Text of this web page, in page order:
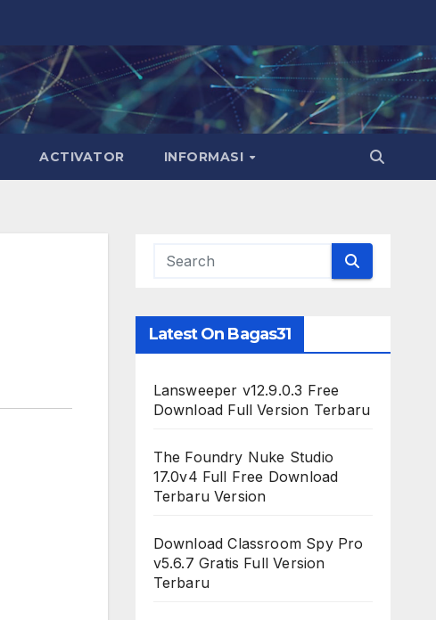
ACTIVATOR INFORMASI
Latest On Bagas31
Lansweeper v12.9.0.3 Free
Download Full Version Terbaru
The Foundry Nuke Studio
17.0v4 Full Free Download
Terbaru Version
Download Classroom Spy Pro
v5.6.7 Gratis Full Version
Terbaru